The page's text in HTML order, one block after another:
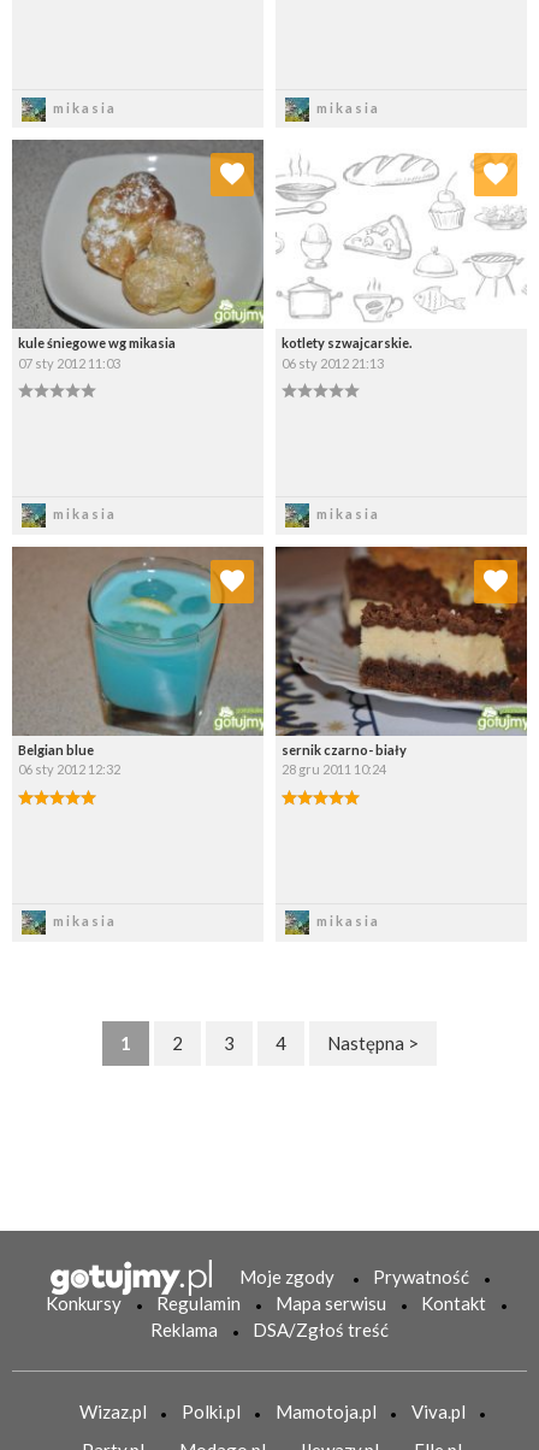
mikasia mikasia
kule śniegowe wg mikasia
07 sty 2012 11:03
mikasia
Dodaj do ulubionych
Wybierz listę:
kotlety szwajcarskie.
06 sty 2012 21:13
mikasia
Dodaj do ulubionych
Wybierz listę:
Belgian blue
06 sty 2012 12:32
mikasia
Dodaj do ulubionych
Wybierz listę:
sernik czarno- biały
28 gru 2011 10:24
mikasia
Dodaj do ulubionych
Wybierz listę:
1 2 3 4 Następna >
Moje zgody
Prywatność
Konkursy
Regulamin Mapa serwisu
Kontakt
Reklama
DSA/Zgłoś treść
Wizaz.pl Polki.pl Mamotoja.pl
Viva.pl